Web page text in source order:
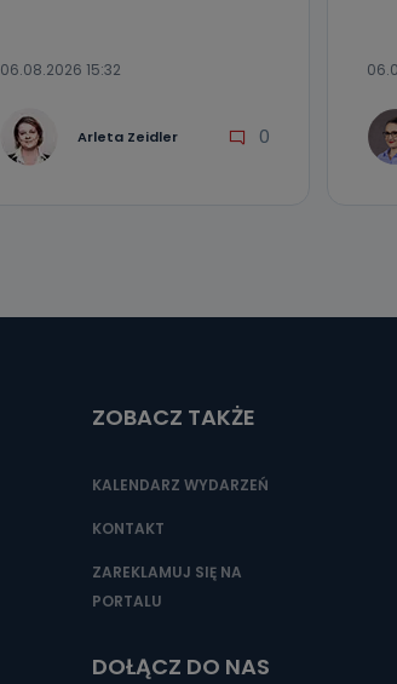
06.08.2026 15:32
Arleta Zeidler 0
ZOBACZ TAKŻE
KALENDARZ WYDARZEŃ
KONTAKT
ZAREKLAMUJ SIĘ NA
PORTALU
DOŁĄCZ DO NAS